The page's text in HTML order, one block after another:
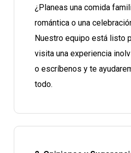
¿Planeas una comida
romántica o una
Nuestro equipo está listo
visita una experiencia
o escríbenos y te
todo.